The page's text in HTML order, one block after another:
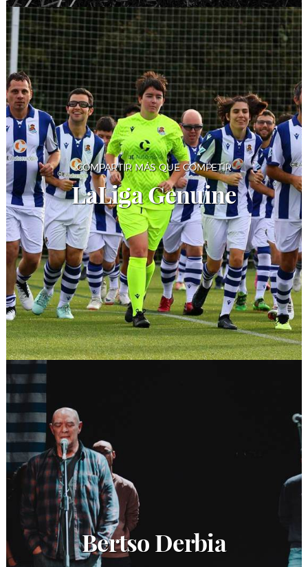
COMPARTIR MÁS QUE COMPETIR
LaLiga Genuine
Bertso Derbia